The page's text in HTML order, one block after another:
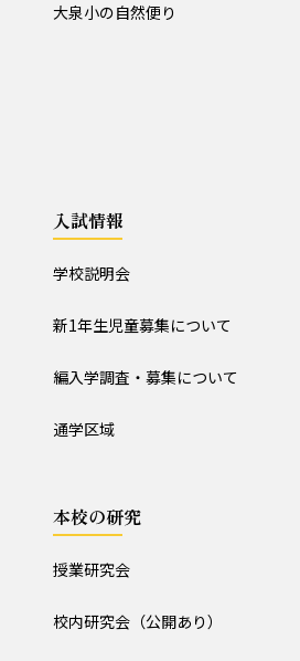
富浦寮
入試情報・セミナー情報など
大泉小の自然便り
入試情報
学校説明会
新1年生児童募集について
編入学調査・募集について
通学区域
本校の研究
授業研究会
校内研究会（公開あり）